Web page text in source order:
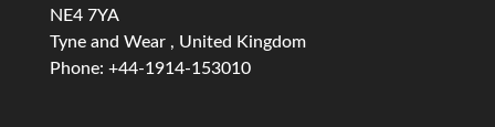
NE4 7YA
Tyne and Wear , United Kingdom
Phone: +44-1914-153010